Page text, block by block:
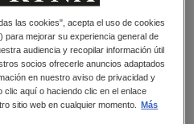
las cookies", acepta el uso de cookies
mejorar su experiencia general de
audiencia y recopilar información útil
socios ofrecerle anuncios adaptados
en nuestro aviso de privacidad y
aquí o haciendo clic en el enlace
sitio web en cualquier momento.
Más